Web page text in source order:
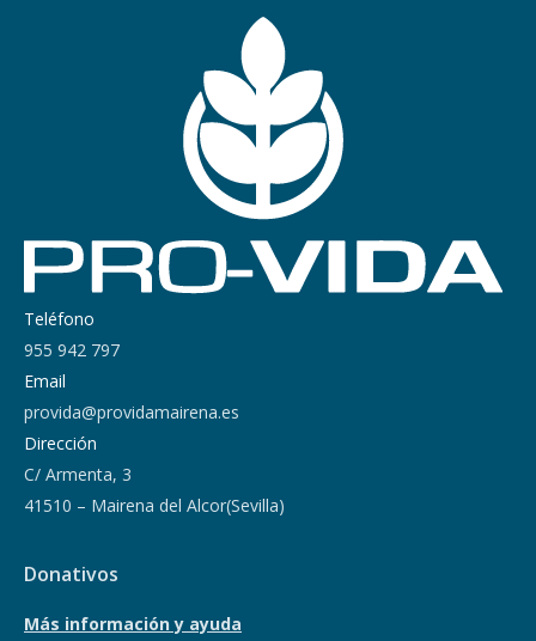
Teléfono
955 942 797
Email
provida@providamairena.es
Dirección
C/ Armenta, 3
41510 – Mairena del Alcor(Sevilla)
Donativos
Más información y ayuda